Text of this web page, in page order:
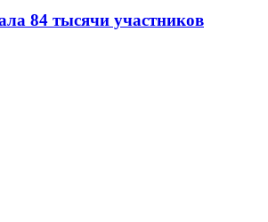
84 тысячи участников